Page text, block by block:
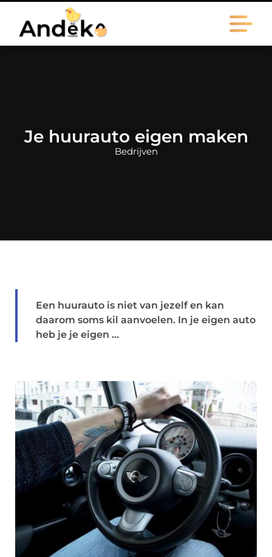
Je huurauto eigen maken
Bedrijven
Een huurauto is niet van jezelf en kan
daarom soms kil aanvoelen. In je eigen auto
heb je je eigen ...